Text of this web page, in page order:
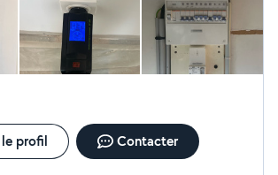
profil Contacter